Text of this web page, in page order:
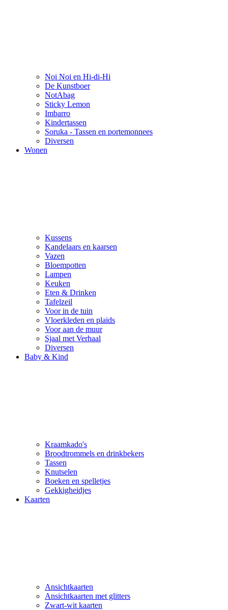
Noi Noi en Hi-di-Hi
De Kunstboer
NotAbag
Sticky Lemon
Imbarro
Kindertassen
Soruka - Tassen en portemonnees
Diversen
Wonen
Kussens
Kandelaars en kaarsen
Vazen
Bloempotten
Lampen
Keuken
Eten & Drinken
Tafelzeil
Voor in de tuin
Vloerkleden en plaids
Voor aan de muur
Sjaal met Verhaal
Diversen
Baby & Kind
Kraamkado's
Broodtrommels en drinkbekers
Tassen
Knutselen
Boeken en spelletjes
Gekkigheidjes
Kaarten
Ansichtkaarten
Ansichtkaarten met glitters
Zwart-wit kaarten